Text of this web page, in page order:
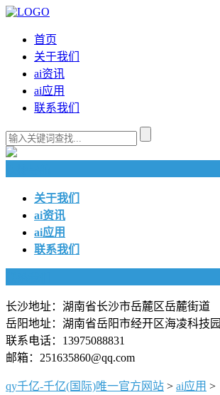
首页
关于我们
ai资讯
ai应用
联系我们
关于我们
ai资讯
ai应用
联系我们
长沙地址：湖南省长沙市岳麓区岳麓街道
岳阳地址：湖南省岳阳市经开区海凌科技园
联系电话：13975088831
邮箱：251635860@qq.com
qy千亿-千亿(国际)唯一官方网站 > ai应用 >